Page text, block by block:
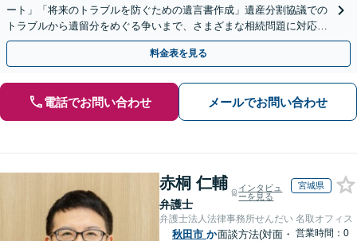
ート」「将来のトラブルを防ぐための遺言書作成」遺産分割協議での
トラブルから遺留分をめぐる争いまで、さまざまな相続問題に対応し
ています「アクセス良好・WEB面談対応で安心の相談」
料金表を見る
電話でお問い合わせ メールでお問い合わせ
赤桐 仁輔
弁護士
インタビュ
ーを見る
宮城県
弁護士法人法律事務所せんだい 名取オフィス
秋田市 か面談方法(対面・ 営業時間：0